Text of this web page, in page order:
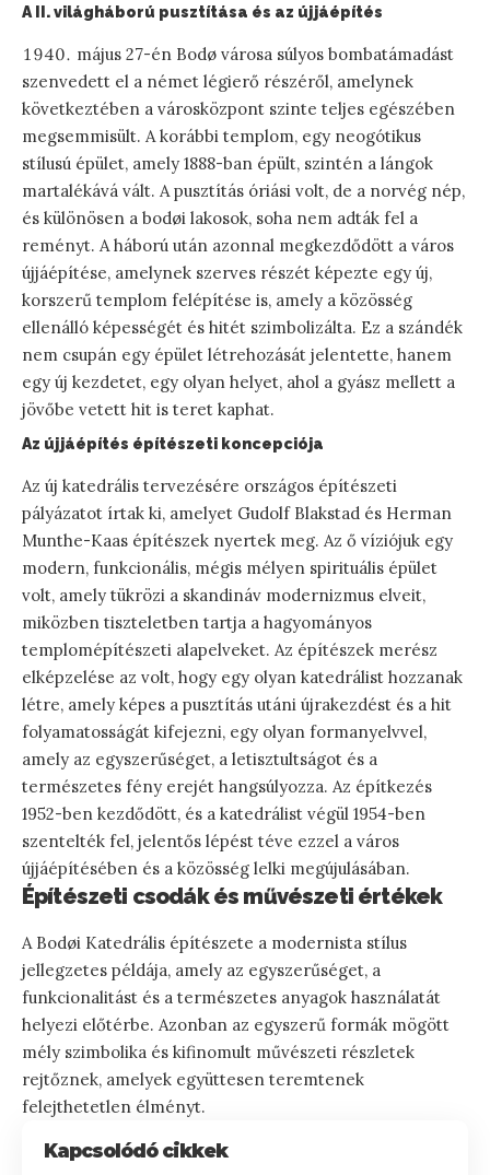
A II. világháború pusztítása és az újjáépítés
május 27-én Bodø városa súlyos bombatámadást
szenvedett el a német légierő részéről, amelynek
következtében a városközpont szinte teljes egészében
megsemmisült. A korábbi templom, egy neogótikus
stílusú épület, amely 1888-ban épült, szintén a lángok
martalékává vált. A pusztítás óriási volt, de a norvég nép,
és különösen a bodøi lakosok, soha nem adták fel a
reményt. A háború után azonnal megkezdődött a város
újjáépítése, amelynek szerves részét képezte egy új,
korszerű templom felépítése is, amely a közösség
ellenálló képességét és hitét szimbolizálta. Ez a szándék
nem csupán egy épület létrehozását jelentette, hanem
egy új kezdetet, egy olyan helyet, ahol a gyász mellett a
jövőbe vetett hit is teret kaphat.
Az újjáépítés építészeti koncepciója
Az új katedrális tervezésére országos építészeti
pályázatot írtak ki, amelyet Gudolf Blakstad és Herman
Munthe-Kaas építészek nyertek meg. Az ő víziójuk egy
modern, funkcionális, mégis mélyen spirituális épület
volt, amely tükrözi a skandináv modernizmus elveit,
miközben tiszteletben tartja a hagyományos
templomépítészeti alapelveket. Az építészek merész
elképzelése az volt, hogy egy olyan katedrálist hozzanak
létre, amely képes a pusztítás utáni újrakezdést és a hit
folyamatosságát kifejezni, egy olyan formanyelvvel,
amely az egyszerűséget, a letisztultságot és a
természetes fény erejét hangsúlyozza. Az építkezés
1952-ben kezdődött, és a katedrálist végül 1954-ben
szentelték fel, jelentős lépést téve ezzel a város
újjáépítésében és a közösség lelki megújulásában.
Építészeti csodák és művészeti értékek
A Bodøi Katedrális építészete a modernista stílus
jellegzetes példája, amely az egyszerűséget, a
funkcionalitást és a természetes anyagok használatát
helyezi előtérbe. Azonban az egyszerű formák mögött
mély szimbolika és kifinomult művészeti részletek
rejtőznek, amelyek együttesen teremtenek
felejthetetlen élményt.
Kapcsolódó cikkek